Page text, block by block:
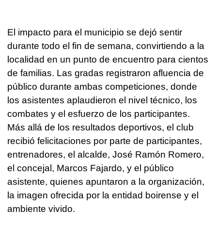
El impacto para el municipio se dejó sentir
durante todo el fin de semana, convirtiendo a la
localidad en un punto de encuentro para cientos
de familias. Las gradas registraron afluencia de
público durante ambas competiciones, donde
los asistentes aplaudieron el nivel técnico, los
combates y el esfuerzo de los participantes.
Más allá de los resultados deportivos, el club
recibió felicitaciones por parte de participantes,
entrenadores, el alcalde, José Ramón Romero,
el concejal, Marcos Fajardo, y el público
asistente, quienes apuntaron a la organización,
la imagen ofrecida por la entidad boirense y el
ambiente vivido.